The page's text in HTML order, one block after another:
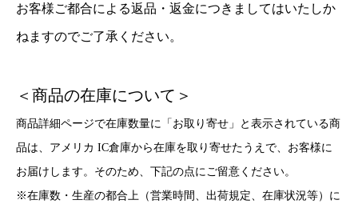
お客様ご都合による返品・返金につきましてはいたしか
ねますのでご了承ください。
＜商品の在庫について＞
商品詳細ページで在庫数量に「お取り寄せ」と表示されている商
品は、アメリカ IC倉庫から在庫を取り寄せたうえで、お客様に
お届けします。そのため、下記の点にご留意ください。
※在庫数・生産の都合上（営業時間、出荷規定、在庫状況等）に